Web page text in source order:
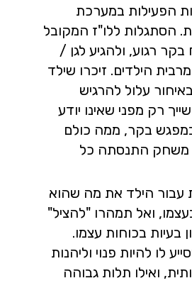
הפעילות במערכת
הסתגלות ללו"ז המקובל
בקר רגוע, ולהגיע לגן /
הילדים. זיכרו שילד
עלול להרגיש
רק מפני שאינו יודע
בקר, ממה כולם
משחק התנסתה כל
עבור הילד את מה שהוא
ואל תמהרו "להציל"
בעיות בכוחות עצמו.
לו להיות פנוי וליהנות
ואילו תלות גבוהה